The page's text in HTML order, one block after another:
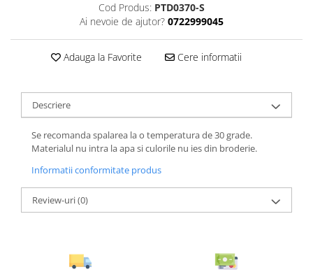
Cod Produs: PTD0370-S
Ai nevoie de ajutor? 0722999045
Adauga la Favorite Cere informatii
Descriere
Se recomanda spalarea la o temperatura de 30 grade.
Materialul nu intra la apa si culorile nu ies din broderie.
Informatii conformitate produs
Review-uri(0)